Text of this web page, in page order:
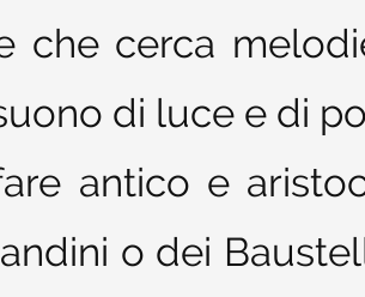
che cerca
di luce e di
antico e
o dei